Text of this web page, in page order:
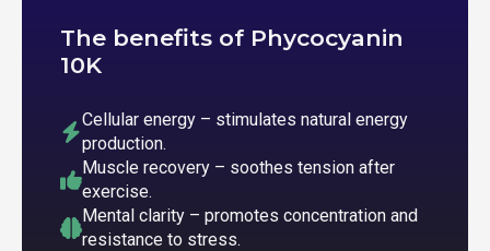
The benefits of Phycocyanin
10K
Cellular energy – stimulates natural energy
production.
Muscle recovery – soothes tension after
exercise.
Mental clarity – promotes concentration and
resistance to stress.